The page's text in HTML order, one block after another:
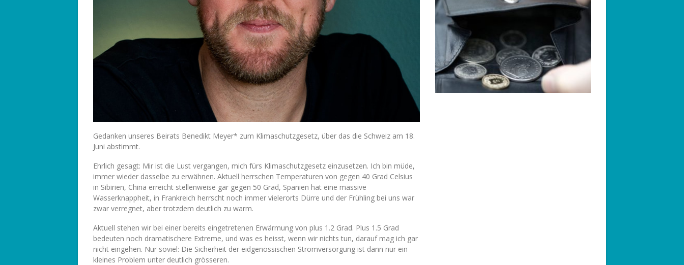
Gedanken unseres Beirats Benedikt Meyer* zum Klimaschutzgesetz, über das die Schweiz am 18.
Juni abstimmt.
Ehrlich gesagt: Mir ist die Lust vergangen, mich fürs Klimaschutzgesetz einzusetzen. Ich bin müde,
immer wieder dasselbe zu erwähnen. Aktuell herrschen Temperaturen von gegen 40 Grad Celsius
in Sibirien, China erreicht stellenweise gar gegen 50 Grad, Spanien hat eine massive
Wasserknappheit, in Frankreich herrscht noch immer vielerorts Dürre und der Frühling bei uns war
zwar verregnet, aber trotzdem deutlich zu warm.
Aktuell stehen wir bei einer bereits eingetretenen Erwärmung von plus 1.2 Grad. Plus 1.5 Grad
bedeuten noch dramatischere Extreme, und was es heisst, wenn wir nichts tun, darauf mag ich gar
nicht eingehen. Nur soviel: Die Sicherheit der eidgenössischen Stromversorgung ist dann nur ein
kleines Problem unter deutlich grösseren.